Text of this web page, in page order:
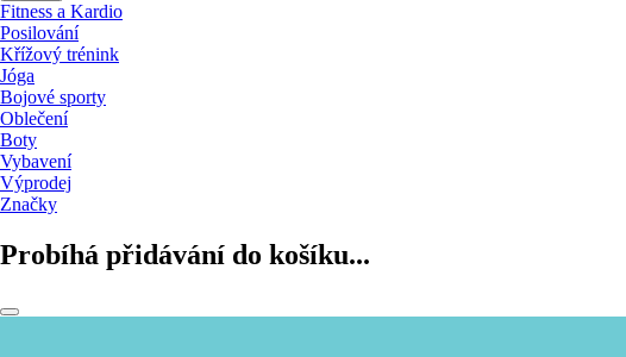
Fitness a Kardio
Posilování
Křížový trénink
Jóga
Bojové sporty
Oblečení
Boty
Vybavení
Výprodej
Značky
Probíhá přidávání do košíku...